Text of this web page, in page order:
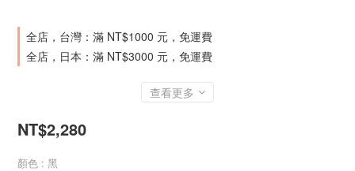
全店，台灣：滿 NT$1000 元，免運費
全店，日本：滿 NT$3000 元，免運費
查看更多
NT$2,280
顏色 : 黑